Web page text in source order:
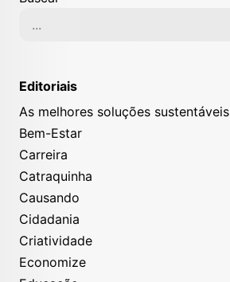
Editoriais
As melhores soluções sustentáveis
Bem-Estar
Carreira
Catraquinha
Causando
Cidadania
Criatividade
Economize